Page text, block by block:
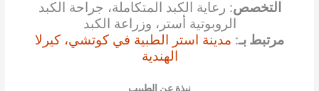
التخصص: رعاية الكبد المتكاملة، جراحة الكبد
الروبوتية أستر، وزراعة الكبد
مرتبط بـ: مدينة استر الطبية في كوتشي، كيرلا
الهندية
نبذة عن الطبيب